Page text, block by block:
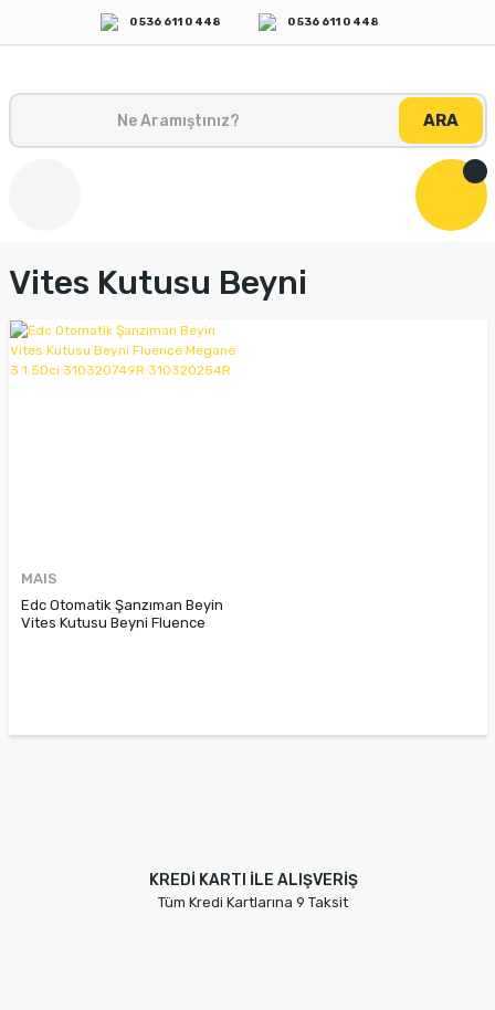
0 536 611 0 448 0 536 611 0 448
ARA
Vites Kutusu Beyni
MAIS
Edc Otomatik Şanzıman Beyin
Vites Kutusu Beyni Fluence
KREDİ KARTI İLE ALIŞVERİŞ
Tüm Kredi Kartlarına 9 Taksit